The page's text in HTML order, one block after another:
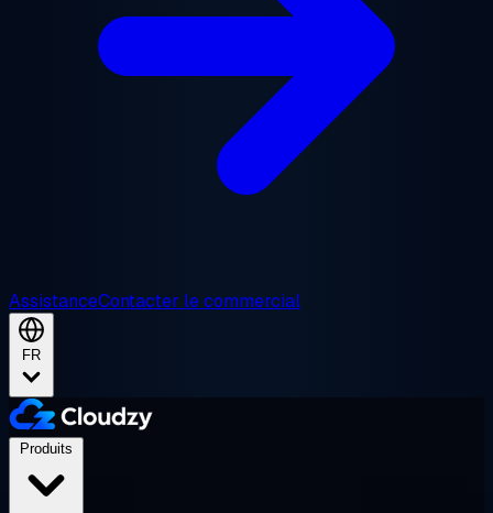
AssistanceContacter le commercial
FR